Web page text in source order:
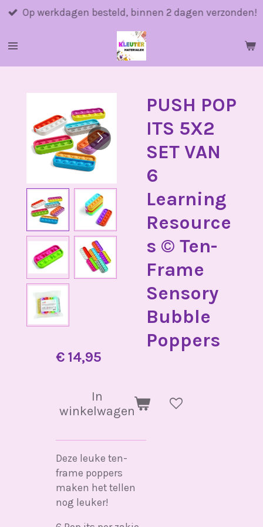
Ga
naar
Op werkdagen besteld, binnen 2 dagen verzonden!
PUSH POP
ITS 5X2
SET VAN
6
Learning
Resource
s ©️ Ten-
Frame
Sensory
Bubble
Poppers
€ 14,95
In
winkelwagen
Deze leuke ten-
frame poppers
maken het tellen
nog leuker!